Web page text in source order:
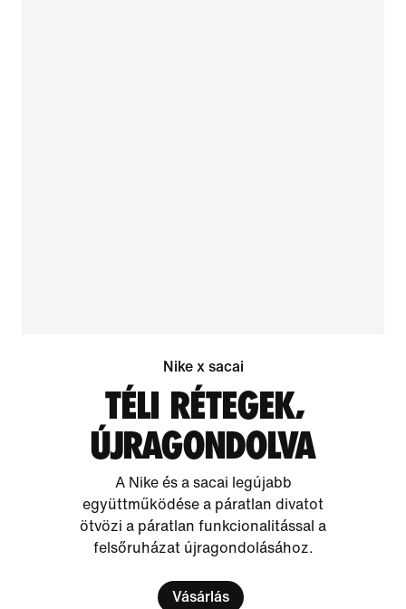
Nike x sacai
TÉLI RÉTEGEK,
ÚJRAGONDOLVA
A Nike és a sacai legújabb
együttműködése a páratlan divatot
ötvözi a páratlan funkcionalitással a
felsőruházat újragondolásához.
Vásárlás